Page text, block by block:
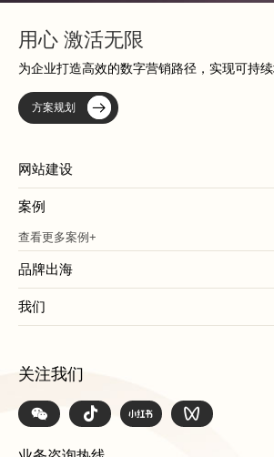
用心 激活无限
为企业打造高效的数字营销路径，实现可持
方案规划
网站建设
案例
查看更多案例+
品牌出海
我们
关注我们